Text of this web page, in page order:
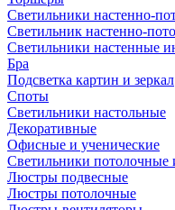
Светильники настенно-
Светильник настенно-
Светильники настенные
Бра
Подсветка картин и зеркал
Споты
Светильники настольные
Декоративные
Офисные и ученические
Светильники потолочные
Люстры подвесные
Люстры потолочные